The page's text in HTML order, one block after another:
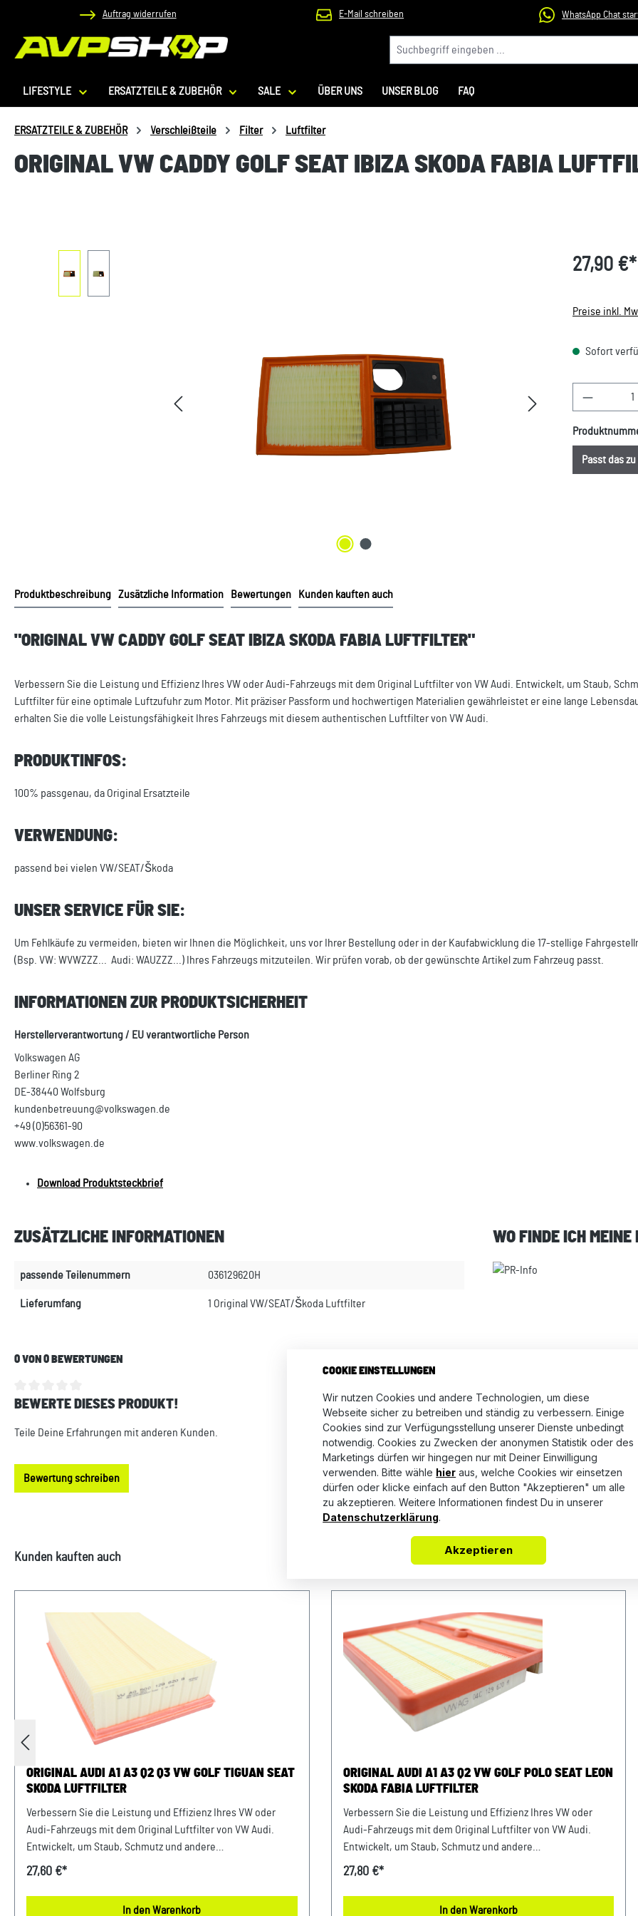
Hauptinhalt springen
Zur Suche springen
Zur Hauptnavigation springen
Auftrag widerrufen E-Mail schreiben WhatsApp Chat
LIFESTYLE ERSATZTEILE & ZUBEHÖR SALE ÜBER UNS UNSER BLOG FAQ
ERSATZTEILE & ZUBEHÖR Verschleißteile Filter Luftfilter
ORIGINAL VW CADDY GOLF SEAT IBIZA SKODA FABIA
27,90 €*
Preise inkl.
Sofort
Produkt
Passt das
Produktbeschreibung Zusätzliche Information Bewertungen Kunden kauften auch
"ORIGINAL VW CADDY GOLF SEAT IBIZA SKODA FABIA LUFTFILTER"
Verbessern Sie die Leistung und Effizienz Ihres VW oder Audi-Fahrzeugs mit dem Original Luftfilter von VW Audi. Entwickelt, um Staub,
Luftfilter für eine optimale Luftzufuhr zum Motor. Mit präziser Passform und hochwertigen Materialien gewährleistet er eine lange
erhalten Sie die volle Leistungsfähigkeit Ihres Fahrzeugs mit diesem authentischen Luftfilter von VW Audi.
PRODUKTINFOS:
100% passgenau, da Original Ersatzteile
VERWENDUNG:
passend bei vielen VW/SEAT/Škoda
UNSER SERVICE FÜR SIE:
Um Fehlkäufe zu vermeiden, bieten wir Ihnen die Möglichkeit, uns vor Ihrer Bestellung oder in der Kaufabwicklung die 17-stellige
(Bsp. VW: WVWZZZ... Audi: WAUZZZ...) Ihres Fahrzeugs mitzuteilen. Wir prüfen vorab, ob der gewünschte Artikel zum Fahrzeug passt.
INFORMATIONEN ZUR PRODUKTSICHERHEIT
Herstellerverantwortung / EU verantwortliche Person
Volkswagen AG
Berliner Ring 2
DE-38440 Wolfsburg
kundenbetreuung@volkswagen.de
+49 (0)56361-90
www.volkswagen.de
Download Produktsteckbrief
ZUSÄTZLICHE INFORMATIONEN
passende Teilenummern 036129620H
Lieferumfang 1 Original VW/SEAT/Škoda Luftfilter
WO FINDE ICH
0 VON 0 BEWERTUNGEN
Durchschnittliche Bewertung von 0 von 5 Sternen
BEWERTE DIESES PRODUKT!
Teile Deine Erfahrungen mit anderen Kunden.
Bewertung schreiben
Keine Bewertungen gefunden. Teile Deine Erfahrungen mit
Produktgalerie überspringen
Kunden kauften auch
ORIGINAL AUDI A1 A3 Q2 Q3 VW GOLF TIGUAN SEAT
SKODA LUFTFILTER
Verbessern Sie die Leistung und Effizienz Ihres VW oder
Audi-Fahrzeugs mit dem Original Luftfilter von VW Audi.
Entwickelt, um Staub, Schmutz und andere
Verunreinigungen fernzuhalten, sorgt dieser Luftfilter für
und hochwertigen Materialien gewährleistet er eine lange
27,60 €*
In den Warenkorb
ORIGINAL AUDI A1 A3 Q2 VW GOLF POLO SEAT LEON
SKODA FABIA LUFTFILTER
Verbessern Sie die Leistung und Effizienz Ihres VW oder
Audi-Fahrzeugs mit dem Original Luftfilter von VW Audi.
Entwickelt, um Staub, Schmutz und andere
Verunreinigungen fernzuhalten, sorgt dieser Luftfilter für
und hochwertigen Materialien gewährleistet er eine lange
27,80 €*
In den Warenkorb
COOKIE EINSTELLUNGEN
Wir nutzen Cookies und andere Technologien, um diese
Webseite sicher zu betreiben und ständig zu verbessern. Einige
Cookies sind zur Verfügungsstellung unserer Dienste unbedingt
notwendig. Cookies zu Zwecken der anonymen Statistik oder des
Marketings dürfen wir hingegen nur mit Deiner Einwilligung
verwenden. Bitte wähle hier aus, welche Cookies wir einsetzen
dürfen oder klicke einfach auf den Button "Akzeptieren" um alle
zu akzeptieren. Weitere Informationen findest Du in unserer
Datenschutzerklärung.
Akzeptieren